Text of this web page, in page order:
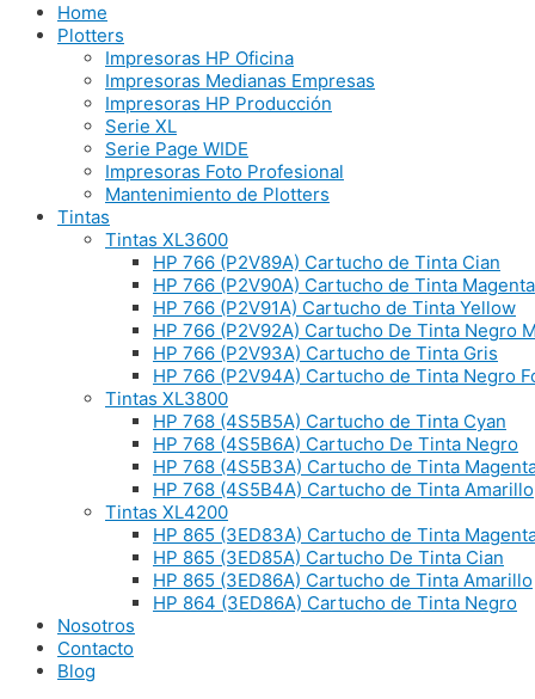
Home
Plotters
Impresoras HP Oficina
Impresoras Medianas Empresas
Impresoras HP Producción
Serie XL
Serie Page WIDE
Impresoras Foto Profesional
Mantenimiento de Plotters
Tintas
Tintas XL3600
HP 766 (P2V89A) Cartucho de Tinta Cian
HP 766 (P2V90A) Cartucho de Tinta Magenta
HP 766 (P2V91A) Cartucho de Tinta Yellow
HP 766 (P2V92A) Cartucho De Tinta Negro
HP 766 (P2V93A) Cartucho de Tinta Gris
HP 766 (P2V94A) Cartucho de Tinta Negro
Tintas XL3800
HP 768 (4S5B5A) Cartucho de Tinta Cyan
HP 768 (4S5B6A) Cartucho De Tinta Negro
HP 768 (4S5B3A) Cartucho de Tinta
HP 768 (4S5B4A) Cartucho de Tinta Amarillo
Tintas XL4200
HP 865 (3ED83A) Cartucho de Tinta
HP 865 (3ED85A) Cartucho De Tinta Cian
HP 865 (3ED86A) Cartucho de Tinta Amarillo
HP 864 (3ED86A) Cartucho de Tinta Negro
Nosotros
Contacto
Blog